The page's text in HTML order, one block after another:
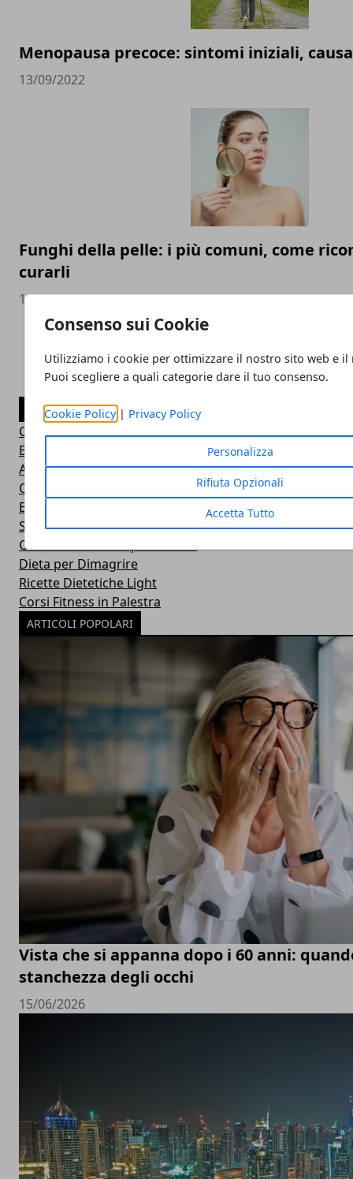
Consenso sui Cookie
Utilizziamo i cookie per ottimizzare il nostro sito web e il
Puoi scegliere a quali categorie dare il tuo consenso.
Cookie Policy| Privacy Policy
Personalizza
Rifiuta Opzionali
Accetta Tutto
Menopausa precoce: sintomi iniziali,
13/09/2022
Funghi della pelle: i più comuni, come
curarli
14/11/2021
CATEGORIE
Consigli Salute e Benessere
Eventi Sport-Salute-Benessere
Alimentazione e Salute
Consigli e Prodotti Bellezza
Esercizi Ginnastica in Casa
Sintomi Malattie e Cura
Centri Benessere Spa e Terme
Dieta per Dimagrire
Ricette Dietetiche Light
Corsi Fitness in Palestra
ARTICOLI POPOLARI
Vista che si appanna dopo i 60 anni:
stanchezza degli occhi
15/06/2026